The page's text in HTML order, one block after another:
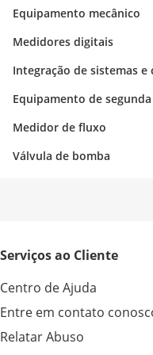
strial
Equipamento mecânico
Medidores digitais
Integração de sistemas
strial
Equipamento de
Medidor de fluxo
Válvula de bomba
Serviços ao Cliente
Centro de Ajuda
Entre em contato
Relatar Abuso